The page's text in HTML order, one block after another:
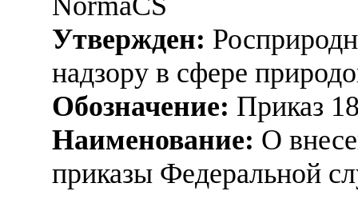
Утвержден:
надзору в сфере
Обозначение: Приказ
Наименование: О
приказы Федеральной